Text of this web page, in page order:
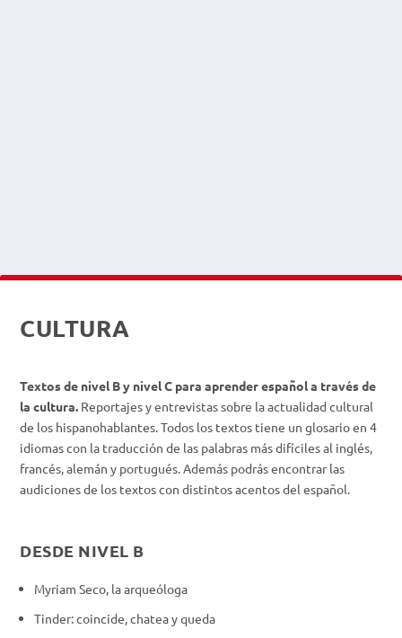
CULTURA
Textos de nivel B y nivel C para aprender español a través de
la cultura. Reportajes y entrevistas sobre la actualidad cultural
de los hispanohablantes. Todos los textos tiene un glosario en 4
idiomas con la traducción de las palabras más difíciles al inglés,
francés, alemán y portugués. Además podrás encontrar las
audiciones de los textos con distintos acentos del español.
DESDE NIVEL B
Myriam Seco, la arqueóloga
Tinder: coincide, chatea y queda